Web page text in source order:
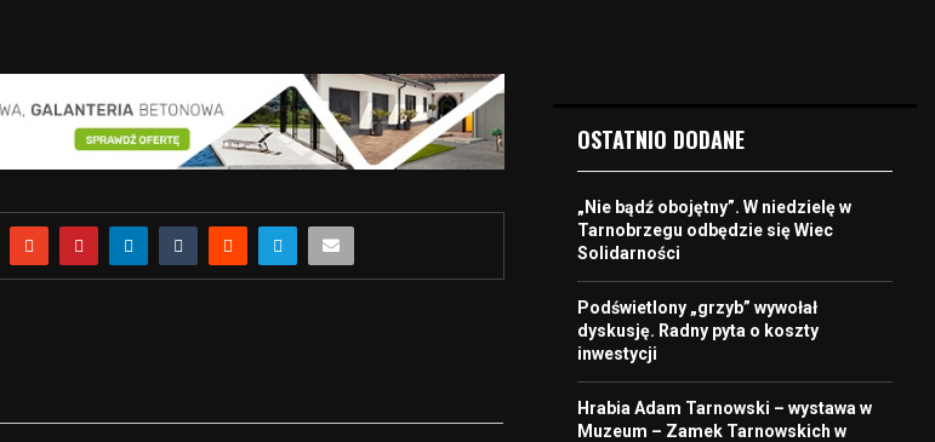
OSTATNIO DODANE
„Nie bądź obojętny”. W niedzielę w
Tarnobrzegu odbędzie się Wiec
Solidarności
Podświetlony „grzyb” wywołał
dyskusję. Radny pyta o koszty
inwestycji
Hrabia Adam Tarnowski – wystawa w
Muzeum – Zamek Tarnowskich w